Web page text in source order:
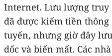
Internet. Lưu lượng truy
đã được kiếm tiền thông
tuyến, nhưng giờ đây
dốc và biến mất. Các